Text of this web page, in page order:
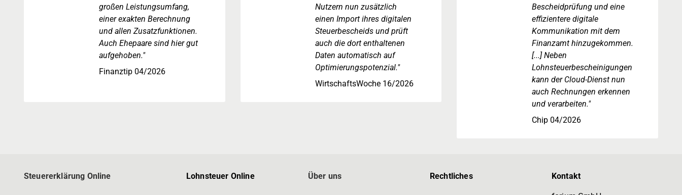
großen Leistungsumfang,
einer exakten Berechnung
und allen Zusatzfunktionen.
Auch Ehepaare sind hier gut
aufgehoben."
Finanztip 04/2026
Nutzern nun zusätzlich
einen Import ihres digitalen
Steuerbescheids und prüft
auch die dort enthaltenen
Daten automatisch auf
Optimierungspotenzial."
WirtschaftsWoche 16/2026
Bescheidprüfung und eine
effizientere digitale
Kommunikation mit dem
Finanzamt hinzugekommen.
[...] Neben
Lohnsteuerbescheinigungen
kann der Cloud-Dienst nun
auch Rechnungen erkennen
und verarbeiten."
Chip 04/2026
Steuererklärung Online Lohnsteuer Online Über uns Rechtliches Kontakt